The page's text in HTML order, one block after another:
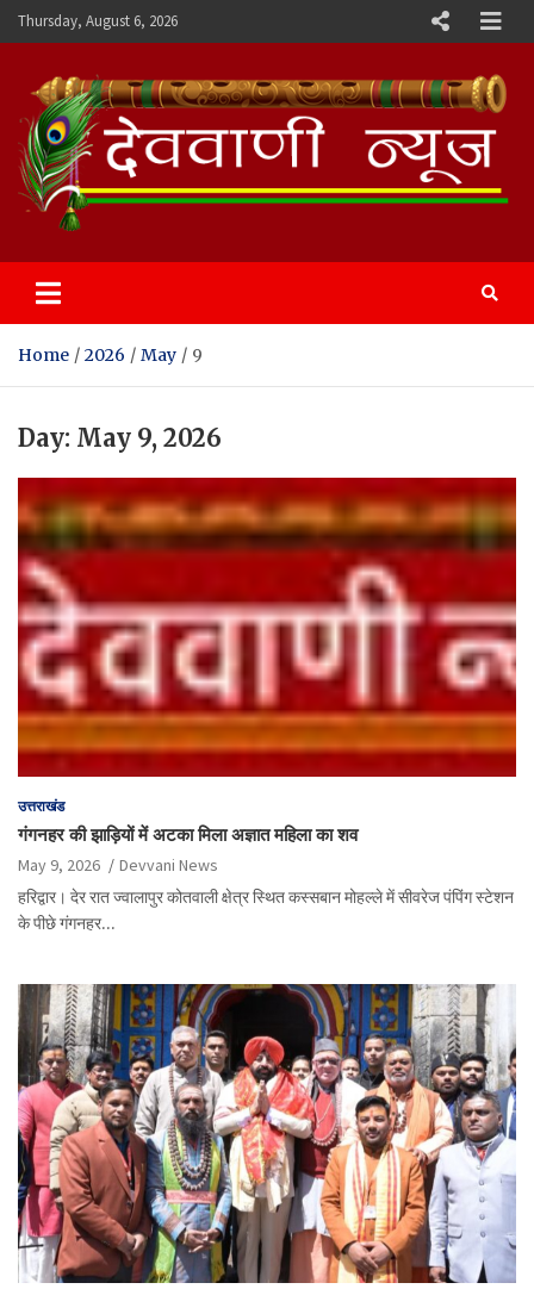
Skip
to
Thursday, August 6, 2026
Devvani News Portal
Home 2026 May 9
Day: May 9, 2026
उत्तराखंड
गंगनहर की झाड़ियों में अटका मिला अज्ञात महिला का शव
May 9, 2026
Devvani News
हरिद्वार। देर रात ज्वालापुर कोतवाली क्षेत्र स्थित कस्सबान मोहल्ले में सीवरेज पंपिंग स्टेशन
के पीछे गंगनहर…